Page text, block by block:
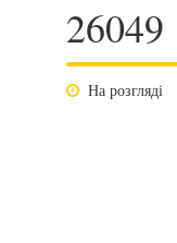
26049
На розгляді